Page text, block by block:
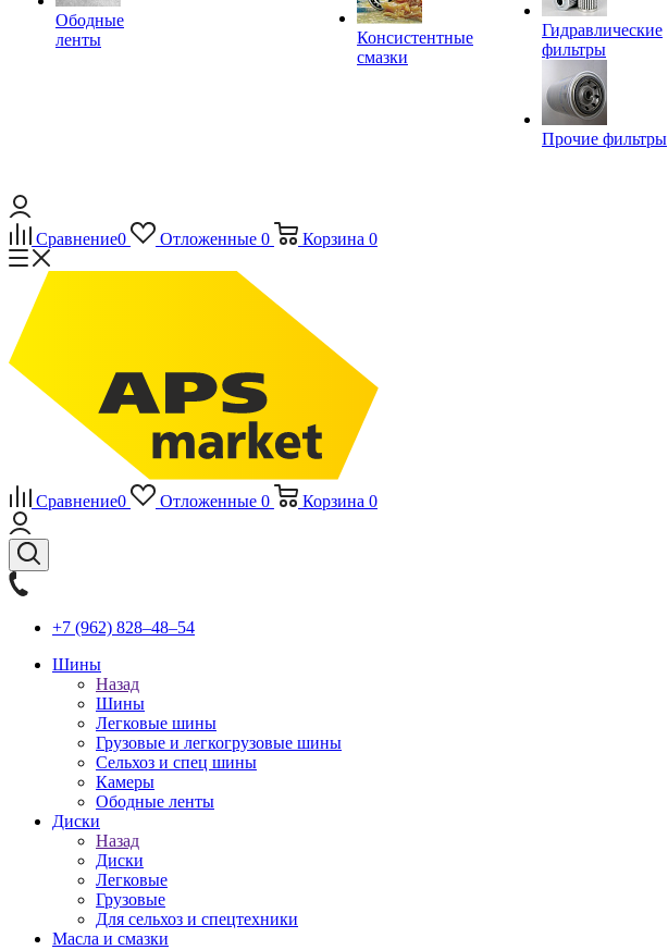
Ободные
ленты
Консистентные
смазки
Гидравлические
фильтры
Прочие фильтры
Сравнение0 Отложенные 0 Корзина 0
Сравнение0 Отложенные 0 Корзина 0
+7 (962) 828‒48‒54
Шины
Назад
Шины
Легковые шины
Грузовые и легкогрузовые шины
Сельхоз и спец шины
Камеры
Ободные ленты
Диски
Назад
Диски
Легковые
Грузовые
Для сельхоз и спецтехники
Масла и смазки